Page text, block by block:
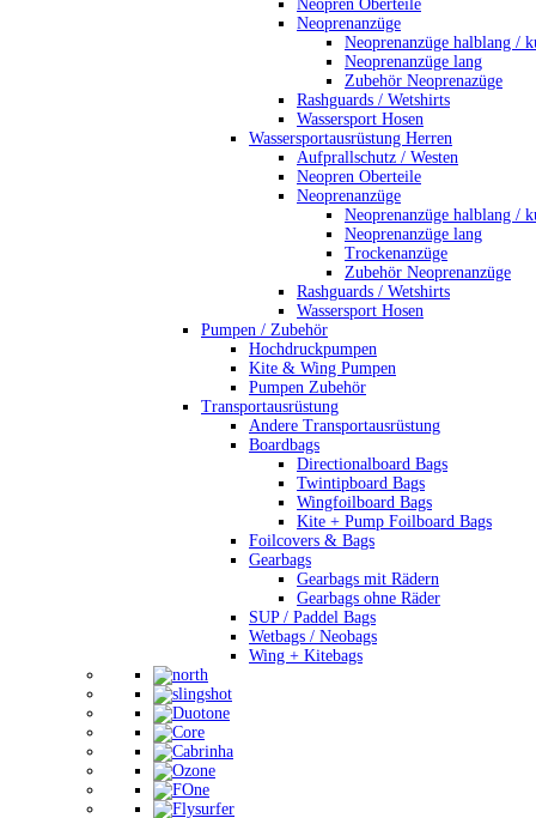
Neopren Oberteile
Neoprenanzüge
Neoprenanzüge halblang /
Neoprenanzüge lang
Zubehör Neoprenazüge
Rashguards / Wetshirts
Wassersport Hosen
Wassersportausrüstung Herren
Aufprallschutz / Westen
Neopren Oberteile
Neoprenanzüge
Neoprenanzüge halblang /
Neoprenanzüge lang
Trockenanzüge
Zubehör Neoprenanzüge
Rashguards / Wetshirts
Wassersport Hosen
Pumpen / Zubehör
Hochdruckpumpen
Kite & Wing Pumpen
Pumpen Zubehör
Transportausrüstung
Andere Transportausrüstung
Boardbags
Directionalboard Bags
Twintipboard Bags
Wingfoilboard Bags
Kite + Pump Foilboard Bags
Foilcovers & Bags
Gearbags
Gearbags mit Rädern
Gearbags ohne Räder
SUP / Paddel Bags
Wetbags / Neobags
Wing + Kitebags